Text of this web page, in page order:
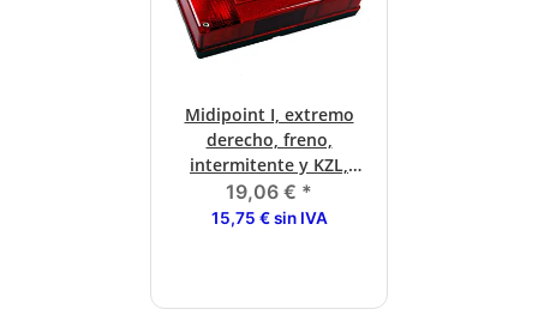
Midipoint I, extremo
derecho, freno,
intermitente y KZL,
conexión de bayoneta
19,06 € *
15,75 € sin IVA